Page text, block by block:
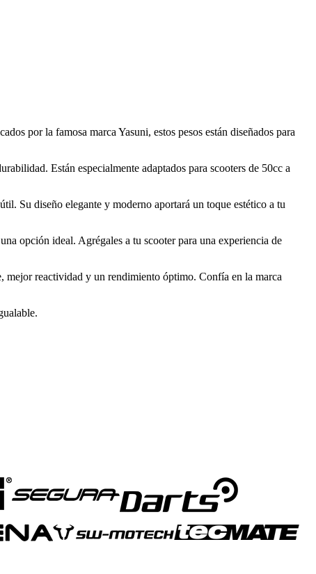
por la famosa marca Yasuni, estos pesos están diseñados para
Están especialmente adaptados para scooters de 50cc a
Su diseño elegante y moderno aportará un toque estético a tu
opción ideal. Agrégales a tu scooter para una experiencia de
mejor reactividad y un rendimiento óptimo. Confía en la marca